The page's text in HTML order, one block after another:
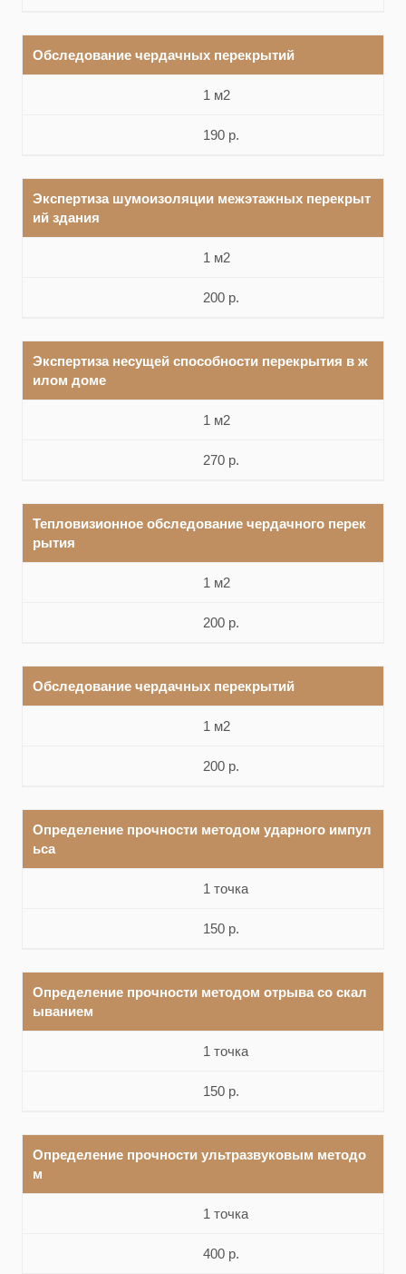
Обследование чердачных перекрытий
1 м2
190 р.
Экспертиза шумоизоляции межэтажных перекрыт
ий здания
1 м2
200 р.
Экспертиза несущей способности перекрытия в ж
илом доме
1 м2
270 р.
Тепловизионное обследование чердачного перек
рытия
1 м2
200 р.
Обследование чердачных перекрытий
1 м2
200 р.
Определение прочности методом ударного импул
ьса
1 точка
150 р.
Определение прочности методом отрыва со скал
ыванием
1 точка
150 р.
Определение прочности ультразвуковым методо
м
1 точка
400 р.